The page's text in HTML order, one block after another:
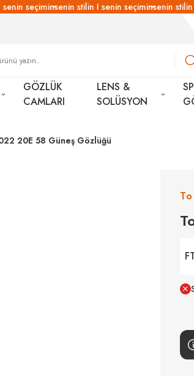
seçiminsenin stilin I senin seçiminsenin stilin I
GÖZLÜK
CAMLARI
LENS &
SOLÜSYON
20E 58 Güneş Gözlüğü